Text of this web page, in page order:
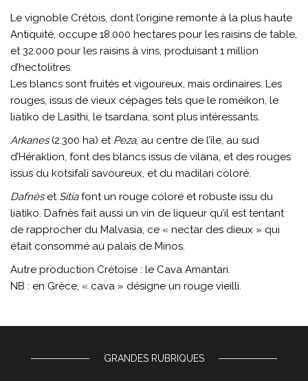
Le vignoble Crétois, dont l’origine remonte à la plus haute
Antiquité, occupe 18.000 hectares pour les raisins de table,
et 32.000 pour les raisins à vins, produisant 1 million
d’hectolitres.
Les blancs sont fruités et vigoureux, mais ordinaires. Les
rouges, issus de vieux cépages tels que le roméikon, le
liatiko de Lasithi, le tsardana, sont plus intéressants.
Arkanes(2.300 ha) et Peza, au centre de l’île, au sud
d’Héraklion, font des blancs issus de vilana, et des rouges
issus du kotsifali savoureux, et du madilari coloré.
Dafnèset Sitiafont un rouge coloré et robuste issu du
liatiko. Dafnès fait aussi un vin de liqueur qu’il est tentant
de rapprocher du Malvasia, ce « nectar des dieux » qui
était consommé au palais de Minos.
Autre production Crétoise : le Cava Amantari.
NB : en Grèce, « cava » désigne un rouge vieilli.
GRANDES RUBRIQUES